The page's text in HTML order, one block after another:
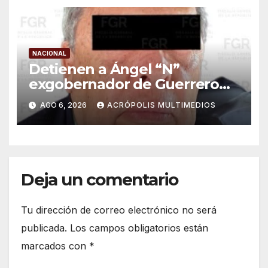
NACIONAL
Detienen a Ángel “N”
exgobernador de Guerrero
por caso Ayotzinapa
AGO 6, 2026 ACRÓPOLIS MULTIMEDIOS
Deja un comentario
Tu dirección de correo electrónico no será
publicada. Los campos obligatorios están
marcados con *